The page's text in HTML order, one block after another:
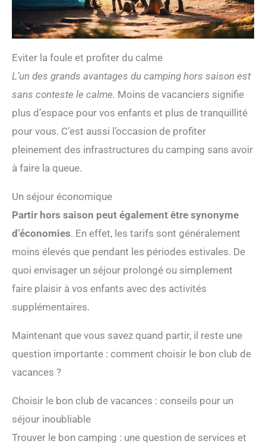
bois. Backyard Discovery relie chaque année des
milliers de familles avec des constellations en bois
conçues avec amour. Nos maisons et tours de jeux
permettent aux enfants de bouger, de jouer et d'être
dans votre jardin avec Backyard Discovery !
Eviter la foule et profiter du calme
L’un des grands avantages du camping hors saison est
sans conteste le calme. Moins de vacanciers signifie
plus d’espace pour vos enfants et plus de tranquillité
pour vous. C’est aussi l’occasion de profiter
pleinement des infrastructures du camping sans avoir
à faire la queue.
Un séjour économique
Partir hors saison peut également être synonyme
d’économies. En effet, les tarifs sont généralement
moins élevés que pendant les périodes estivales. De
quoi envisager un séjour prolongé ou simplement
faire plaisir à vos enfants avec des activités
supplémentaires.
Maintenant que vous savez quand partir, il reste une
question importante : comment choisir le bon club de
vacances ?
Choisir le bon club de vacances : conseils pour un
séjour inoubliable
Trouver le bon camping : une question de services et